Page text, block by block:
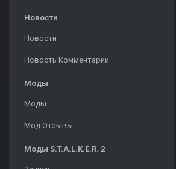
Новости
Новости
Новость Комментарии
Моды
Моды
Мод Отзывы
Моды S.T.A.L.K.E.R. 2